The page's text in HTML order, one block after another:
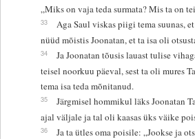
„Miks on vaja teda surmata? Mis ta on
33
Aga Saul viskas piigi tema suunas,
nüüd mõistis Joonatan, et ta isa oli
34
Ja Joonatan tõusis lauast tulise
teisel noorkuu päeval, sest ta oli mures
tema isa teda mõnitanud.
35
Järgmisel hommikul läks Joonatan
ajal väljale ja tal oli kaasas üks väike
36
Ja ta ütles oma poisile: „Jookse ja